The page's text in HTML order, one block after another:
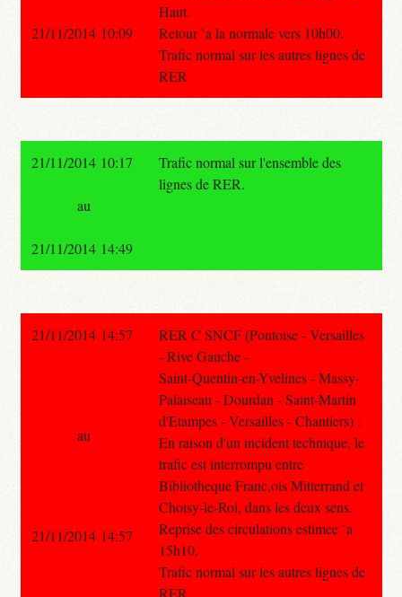
Haut.
Retour `a la normale vers 10h00.
Trafic normal sur les autres lignes de
RER
21/11/2014 10:09
21/11/2014 10:17
Trafic normal sur l'ensemble des
lignes de RER.
au
21/11/2014 14:49
21/11/2014 14:57
RER C SNCF (Pontoise - Versailles
- Rive Gauche -
Saint-Quentin-en-Yvelines - Massy-
Palaiseau - Dourdan - Saint-Martin
d'Etampes - Versailles - Chantiers) :
En raison d'un incident technique, le
trafic est interrompu entre
Bibliotheque Franc,ois Mitterrand et
Choisy-le-Roi, dans les deux sens.
Reprise des circulations estimee `a
15h10.
Trafic normal sur les autres lignes de
RER.
au
21/11/2014 14:57